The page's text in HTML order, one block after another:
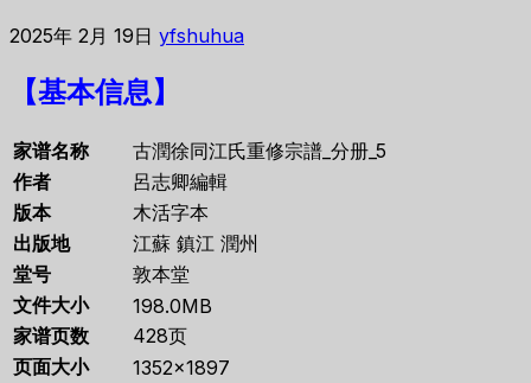
2025年 2月 19日 yfshuhua
【基本信息】
家谱名称
古潤徐同江氏重修宗譜_分册_5
作者
呂志卿編輯
版本
木活字本
出版地
江蘇 鎮江 潤州
堂号
敦本堂
文件大小
198.0MB
家谱页数
428页
页面大小
1352×1897